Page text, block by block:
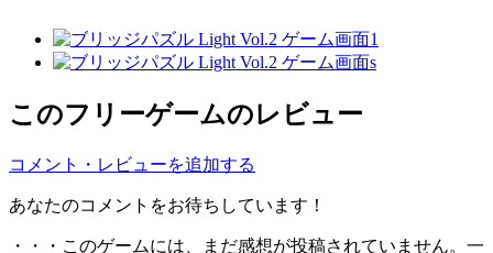
このフリーゲームのレビュー
コメント・レビューを追加する
あなたのコメントをお待ちしています！
・・・このゲームには、まだ感想が投稿されていません。一